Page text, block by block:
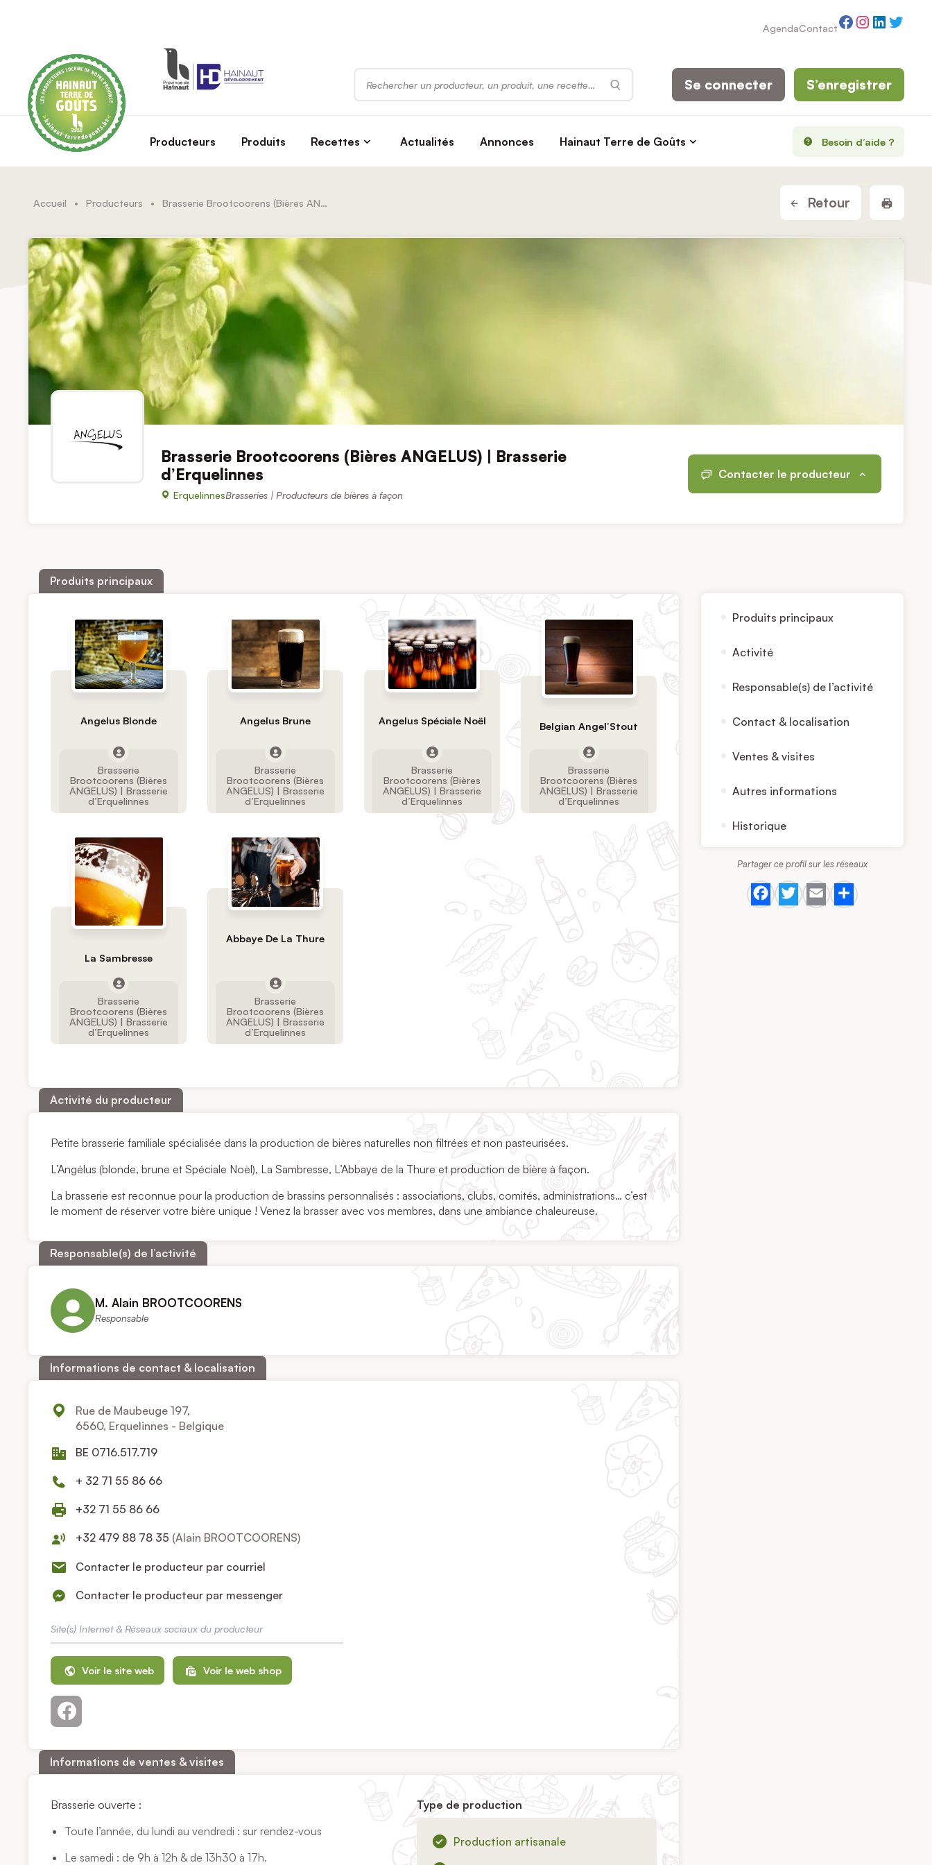
AgendaContactFacebook
Instagram
Rechercher
Producteurs Produits Recettes Actualités Annonces Hainaut Terre de Goûts Besoin d’aide ?
Se connecter S’enregistrer
Accueil • Producteurs • Brasserie Brootcoorens (Bières ANGELUS) | Brasserie d’Erquelinnes Retour
Brasserie Brootcoorens (Bières ANGELUS) | Brasserie
d’Erquelinnes
ErquelinnesBrasseries | Producteurs de bières à façon
Contacter le producteur
Produits principaux
Angelus Blonde
Brasserie
Brootcoorens (Bières
ANGELUS) | Brasserie
d’Erquelinnes
Angelus Brune
Brasserie
Brootcoorens (Bières
ANGELUS) | Brasserie
d’Erquelinnes
Angelus Spéciale Noël
Brasserie
Brootcoorens (Bières
ANGELUS) | Brasserie
d’Erquelinnes
Belgian Angel’Stout
Brasserie
Brootcoorens (Bières
ANGELUS) | Brasserie
d’Erquelinnes
La Sambresse
Brasserie
Brootcoorens (Bières
ANGELUS) | Brasserie
d’Erquelinnes
Abbaye De La Thure
Brasserie
Brootcoorens (Bières
ANGELUS) | Brasserie
d’Erquelinnes
Activité du producteur
Petite brasserie familiale spécialisée dans la production de bières naturelles non filtrées et non pasteurisées.
L’Angélus (blonde, brune et Spéciale Noël), La Sambresse, L’Abbaye de la Thure et production de bière à façon.
La brasserie est reconnue pour la production de brassins personnalisés : associations, clubs, comités, administrations… c’est
le moment de réserver votre bière unique ! Venez la brasser avec vos membres, dans une ambiance chaleureuse.
Responsable(s) de l’activité
M. Alain BROOTCOORENS
Responsable
Informations de contact & localisation
Rue de Maubeuge 197,
6560, Erquelinnes - Belgique
BE 0716.517.719
+ 32 71 55 86 66
+32 71 55 86 66
+32 479 88 78 35 (Alain BROOTCOORENS)
Contacter le producteur par courriel
Contacter le producteur par messenger
Site(s) Internet & Réseaux sociaux du producteur
Voir le site web Voir le web shop
Informations de ventes & visites
Brasserie ouverte :
Toute l’année, du lundi au vendredi : sur rendez-vous
Le samedi : de 9h à 12h & de 13h30 à 17h.
Type de production
Production artisanale
Produits principaux
Activité
Responsable(s) de l’activité
Contact & localisation
Ventes & visites
Autres informations
Historique
Partager ce profil sur les réseaux
Facebook
Twitter
EmailShare